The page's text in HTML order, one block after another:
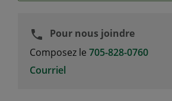
phone
Pour nous joindre
Composez le 705-828-0760
Courriel